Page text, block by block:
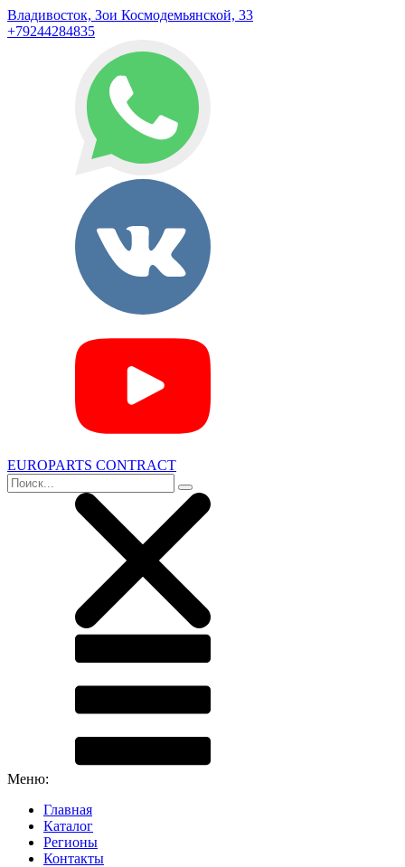
Владивосток, Зои Космодемьянской, 33
+79244284835
EUROPARTS CONTRACT
Меню:
Главная
Каталог
Регионы
Контакты